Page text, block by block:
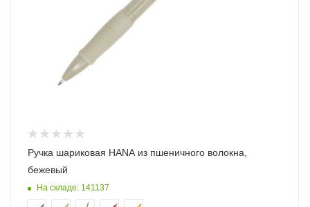
Ручка шариковая HANA из пшеничного волокна,
бежевый
На складе: 141137